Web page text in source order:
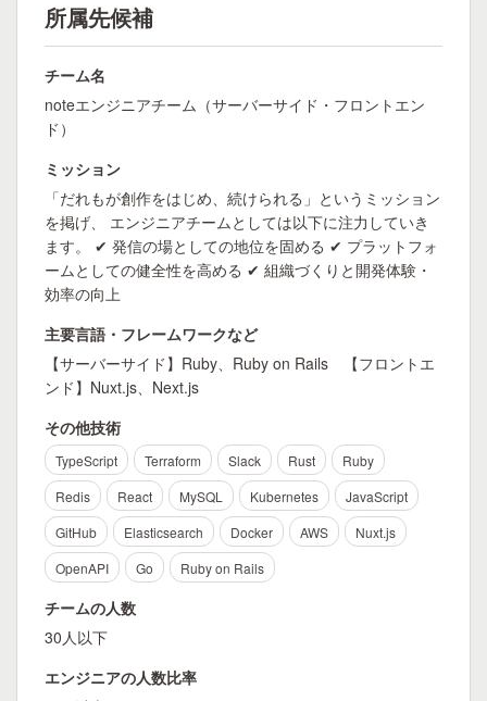
所属先候補
チーム名
noteエンジニアチーム（サーバーサイド・フロントエン
ド）
ミッション
「だれもが創作をはじめ、続けられる」というミッション
を掲げ、 エンジニアチームとしては以下に注力していき
ます。 ✔ 発信の場としての地位を固める ✔ プラットフォ
ームとしての健全性を高める ✔ 組織づくりと開発体験・
効率の向上
主要言語・フレームワークなど
【サーバーサイド】Ruby、Ruby on Rails 【フロントエ
ンド】Nuxt.js、Next.js
その他技術
TypeScript Terraform Slack Rust
Ruby
Redis
React MySQL Kubernetes
JavaScript
GitHub
Elasticsearch Docker AWS
Nuxt.js
OpenAPI
Go Ruby on Rails
チームの人数
30人以下
エンジニアの人数比率